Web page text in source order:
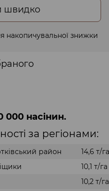
швидко
накопичувальної знижки
000 насінин.
за регіонами:
район
14,6 т/га
10,1 т/га
10,2 т/га